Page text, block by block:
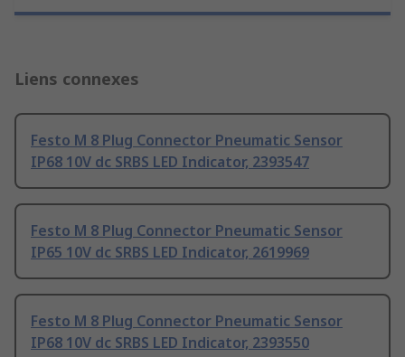
Liens connexes
Festo M 8 Plug Connector Pneumatic Sensor
IP68 10V dc SRBS LED Indicator, 2393547
Festo M 8 Plug Connector Pneumatic Sensor
IP65 10V dc SRBS LED Indicator, 2619969
Festo M 8 Plug Connector Pneumatic Sensor
IP68 10V dc SRBS LED Indicator, 2393550